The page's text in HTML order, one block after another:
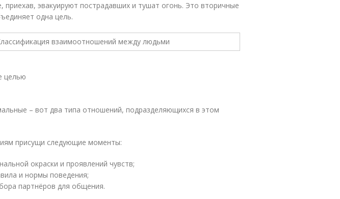
приехав, эвакуируют пострадавших и тушат огонь. Это вторичные
одна цель.
целью
– вот два типа отношений, подразделяющихся в этом
присущи следующие моменты:
окраски и проявлений чувств;
и нормы поведения;
партнёров для общения.